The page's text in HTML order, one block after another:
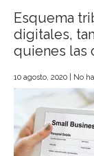
Esquema
digitales,
quienes las
10 agosto, 2020 No